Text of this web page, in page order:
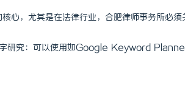
心，尤其是在法律行业，合肥律师事务所必
字研究：可以使用如Google Keyword